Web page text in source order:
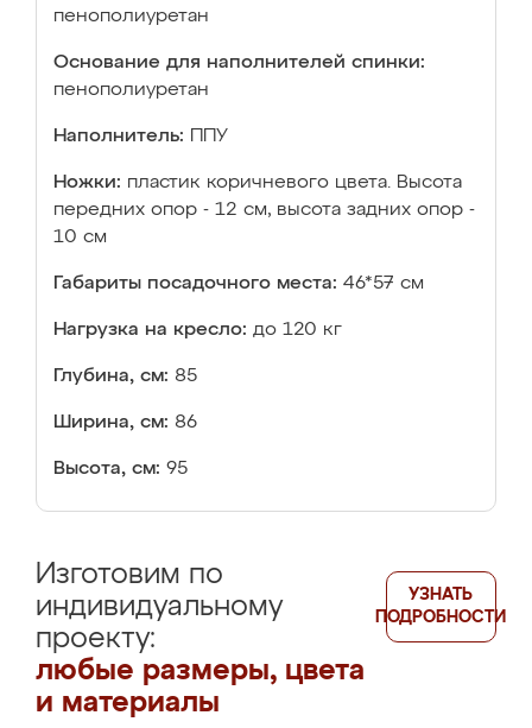
пенополиуретан
Основание для наполнителей спинки:
пенополиуретан
Наполнитель: ППУ
Ножки: пластик коричневого цвета. Высота
передних опор - 12 см, высота задних опор -
10 см
Габариты посадочного места: 46*57 см
Нагрузка на кресло: до 120 кг
Глубина, см: 85
Ширина, см: 86
Высота, см: 95
Изготовим по
индивидуальному
проекту:
любые размеры, цвета
и материалы
УЗНАТЬ
ПОДРОБНОСТИ